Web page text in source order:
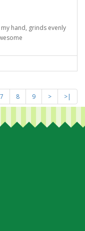
hand, grinds evenly
7 8 9 > >|